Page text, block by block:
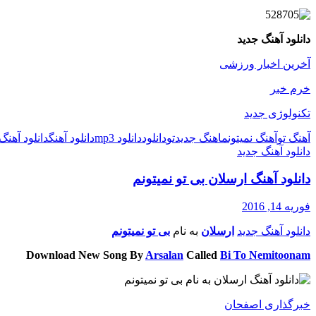
دانلود آهنگ جدید
آخرین اخبار ورزشی
خرم خبر
تکنولوژی جدید
آهنگ تو آهنگ نمیتونماهنگ جدیدتودانلوددانلود mp3 دانلود آهنگدانلود
دانلود آهنگ جدید
دانلود آهنگ ارسلان بی تو نمیتونم
فوریه 14, 2016
دانلود آهنگ جدید ارسلان به نام بی تو نمیتونم
Download New Song By Arsalan Called Bi To Nemitoonam
خبرگذاری اصفحان